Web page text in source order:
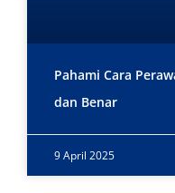
Pahami Cara
dan Benar
9 April 2025